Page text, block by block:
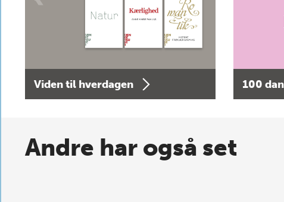
Viden til hverdagen 100
Andre har også set